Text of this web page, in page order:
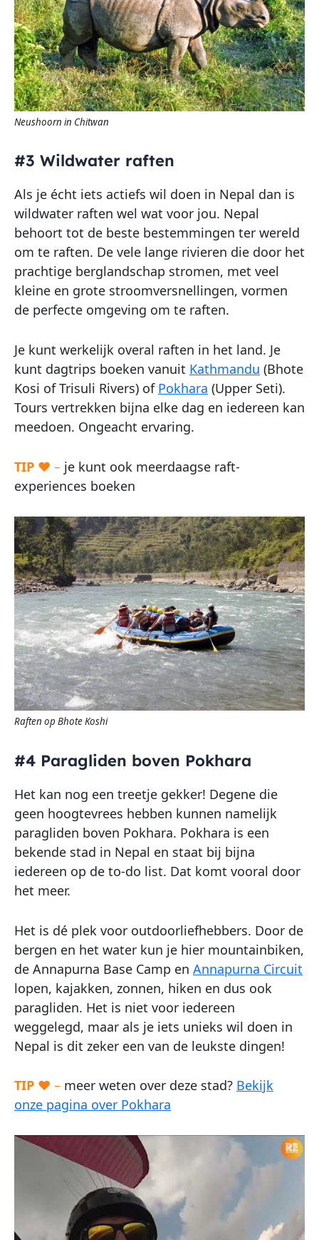
Neushoorn in Chitwan
#3 Wildwater raften
Als je écht iets actiefs wil doen in Nepal dan is
wildwater raften wel wat voor jou. Nepal
behoort tot de beste bestemmingen ter wereld
om te raften. De vele lange rivieren die door het
prachtige berglandschap stromen, met veel
kleine en grote stroomversnellingen, vormen
de perfecte omgeving om te raften.
Je kunt werkelijk overal raften in het land. Je
kunt dagtrips boeken vanuit Kathmandu (Bhote
Kosi of Trisuli Rivers) of Pokhara (Upper Seti).
Tours vertrekken bijna elke dag en iedereen kan
meedoen. Ongeacht ervaring.
TIP ♥ – je kunt ook meerdaagse raft-
experiences boeken
Raften op Bhote Koshi
#4 Paragliden boven Pokhara
Het kan nog een treetje gekker! Degene die
geen hoogtevrees hebben kunnen namelijk
paragliden boven Pokhara. Pokhara is een
bekende stad in Nepal en staat bij bijna
iedereen op de to-do list. Dat komt vooral door
het meer.
Het is dé plek voor outdoorliefhebbers. Door de
bergen en het water kun je hier mountainbiken,
de Annapurna Base Camp en Annapurna Circuit
lopen, kajakken, zonnen, hiken en dus ook
paragliden. Het is niet voor iedereen
weggelegd, maar als je iets unieks wil doen in
Nepal is dit zeker een van de leukste dingen!
TIP ♥ – meer weten over deze stad? Bekijk
onze pagina over Pokhara